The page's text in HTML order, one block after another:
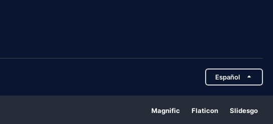
Español
Magnific Flaticon Slidesgo